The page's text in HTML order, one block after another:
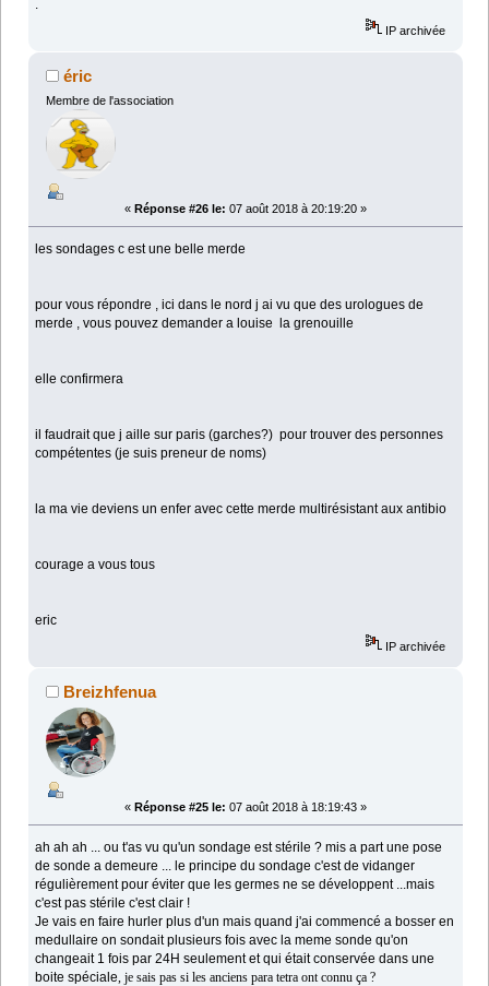
IP archivée
éric
Membre de l'association
« Réponse #26 le: 07 août 2018 à 20:19:20 »
les sondages c est une belle merde
pour vous répondre , ici dans le nord j ai vu que des urologues de
merde , vous pouvez demander a louise la grenouille
elle confirmera
il faudrait que j aille sur paris (garches?) pour trouver des personnes
compétentes (je suis preneur de noms)
la ma vie deviens un enfer avec cette merde multirésistant aux antibio
courage a vous tous
eric
IP archivée
Breizhfenua
« Réponse #25 le: 07 août 2018 à 18:19:43 »
ah ah ah ... ou t'as vu qu'un sondage est stérile ? mis a part une pose
de sonde a demeure ... le principe du sondage c'est de vidanger
régulièrement pour éviter que les germes ne se développent ...mais
c'est pas stérile c'est clair !
Je vais en faire hurler plus d'un mais quand j'ai commencé a bosser en
medullaire on sondait plusieurs fois avec la meme sonde qu'on
changeait 1 fois par 24H seulement et qui était conservée dans une
boite spéciale, je sais pas si les anciens para tetra ont connu ça ?